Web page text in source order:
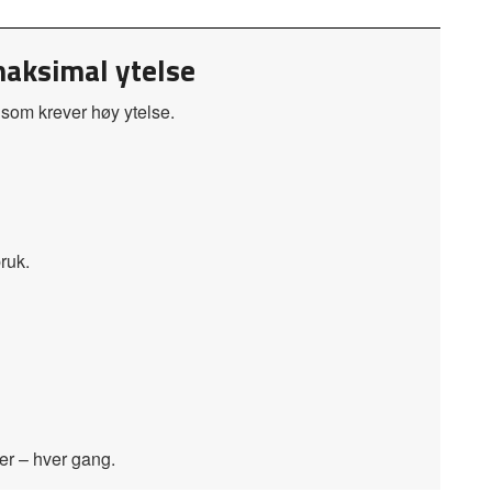
ytelse
krever høy ytelse.
– hver gang.